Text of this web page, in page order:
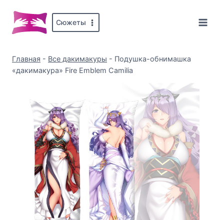
содержимому
Сюжеты
Главная - Все дакимакуры - Подушка-обнимашка
«дакимакура» Fire Emblem Camilia